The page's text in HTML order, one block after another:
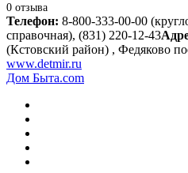
0 отзыва
Телефон: 8-800-333-00-00
справочная), (831) 220-12-43
(Кстовский район) , Федяково
www.detmir.ru
Дом Быта.com